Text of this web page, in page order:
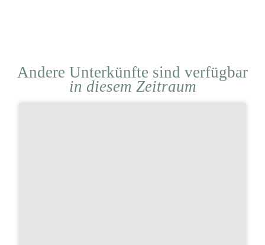
Andere Unterkünfte sind verfügbar
in diesem Zeitraum